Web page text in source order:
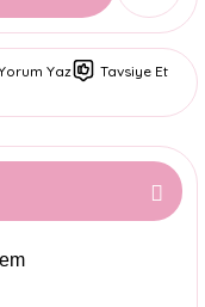
Yaz
Tavsiye Et